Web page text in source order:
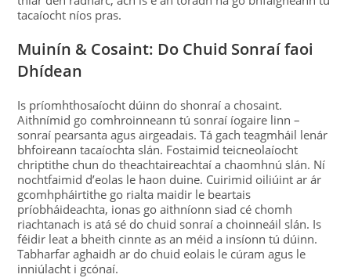
tacaíocht níos pras.
Muinín & Cosaint: Do Chuid Sonraí faoi
Dhídean
Is príomhthosaíocht dúinn do shonraí a chosaint.
Aithnímid go comhroinneann tú sonraí íogaire linn –
sonraí pearsanta agus airgeadais. Tá gach teagmháil lenár
bhfoireann tacaíochta slán. Fostaimid teicneolaíocht
chriptithe chun do theachtaireachtaí a chaomhnú slán. Ní
nochtfaimid d’eolas le haon duine. Cuirimid oiliúint ar ár
gcomhpháirtithe go rialta maidir le beartais
príobháideachta, ionas go aithníonn siad cé chomh
riachtanach is atá sé do chuid sonraí a choinneáil slán. Is
féidir leat a bheith cinnte as an méid a insíonn tú dúinn.
Tabharfar aghaidh ar do chuid eolais le cúram agus le
inniúlacht i gcónaí.